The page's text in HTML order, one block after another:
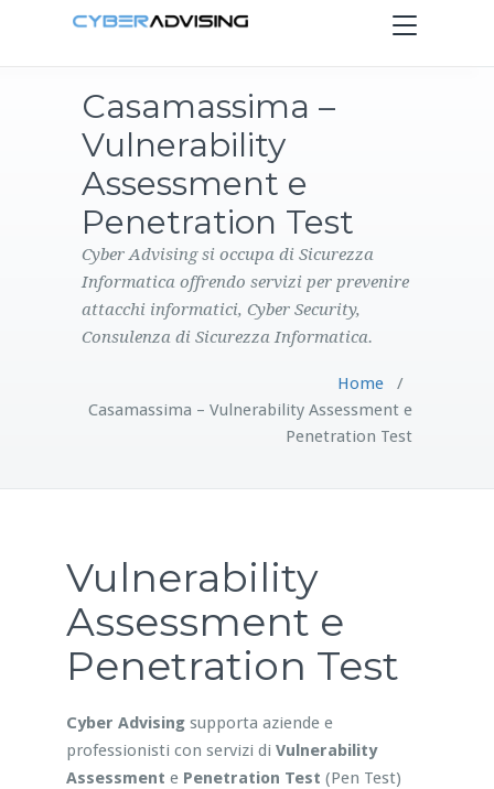
Toggle
navigation
PRODOTTI
CONTATTI
Casamassima –
Vulnerability
Assessment e
Penetration Test
Cyber Advising si occupa di Sicurezza
Informatica offrendo servizi per prevenire
attacchi informatici, Cyber Security,
Consulenza di Sicurezza Informatica.
Home/
Casamassima – Vulnerability Assessment e
Penetration Test
Vulnerability
Assessment e
Penetration Test
Cyber Advisingsupporta aziende e
professionisti con servizi di Vulnerability
Assessment e Penetration Test (Pen Test)